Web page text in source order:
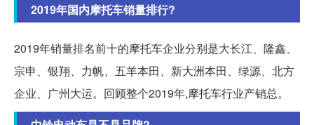
2019年国内摩托车销量排行?
2019年销量排名前十的摩托车企业分别是大长江、隆鑫、
宗申、银翔、力帆、五羊本田、新大洲本田、绿源、北方
企业、广州大运。回顾整个2019年,摩托车行业产销总。